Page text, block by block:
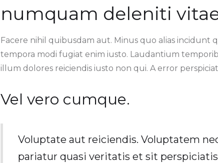
numquam deleniti
Facere nihil quibusdam aut. Minus quo alias incidunt
tempora modi fugiat enim iusto. Laudantium
illum dolores reiciendis iusto non qui. A error
Vel vero cumque.
Voluptate aut reiciendis. Voluptatem
pariatur quasi veritatis et sit